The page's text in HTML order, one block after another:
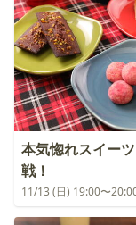
本気惚れスイー
戦！
11/13 (日) 19:00〜